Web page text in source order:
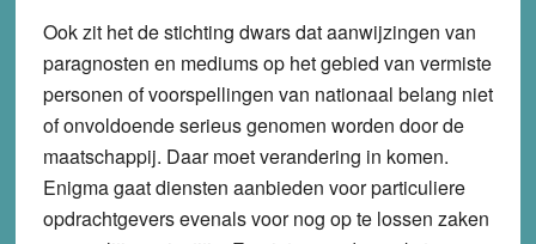
Ook zit het de stichting dwars dat aanwijzingen van
paragnosten en mediums op het gebied van vermiste
personen of voorspellingen van nationaal belang niet
of onvoldoende serieus genomen worden door de
maatschappij. Daar moet verandering in komen.
Enigma gaat diensten aanbieden voor particuliere
opdrachtgevers evenals voor nog op te lossen zaken